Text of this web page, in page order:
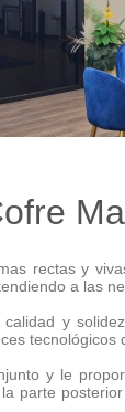
rectas y
a las
y
y le
parte